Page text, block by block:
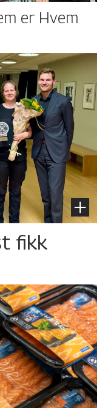
er Hvem
fikk